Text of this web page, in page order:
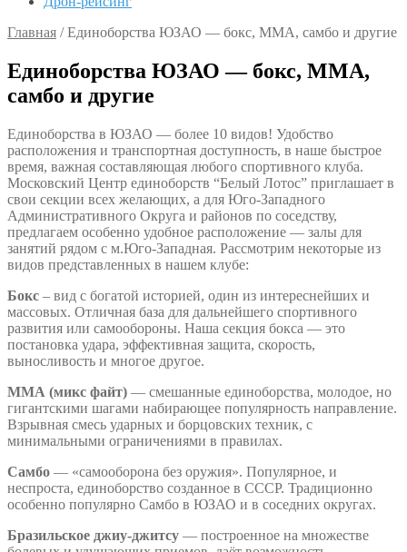
Главная /Единоборства ЮЗАО — бокс, ММА, самбо и другие
Единоборства ЮЗАО — бокс, ММА,
самбо и другие
Единоборства в ЮЗАО — более 10 видов! Удобство
расположения и транспортная доступность, в наше быстрое
время, важная составляющая любого спортивного клуба.
Московский Центр единоборств “Белый Лотос” приглашает в
свои секции всех желающих, а для Юго-Западного
Административного Округа и районов по соседству,
предлагаем особенно удобное расположение — залы для
занятий рядом с м.Юго-Западная. Рассмотрим некоторые из
видов представленных в нашем клубе:
Бокс – вид с богатой историей, один из интереснейших и
массовых. Отличная база для дальнейшего спортивного
развития или самообороны. Наша секция бокса — это
постановка удара, эффективная защита, скорость,
выносливость и многое другое.
ММА (микс файт) — смешанные единоборства, молодое, но
гигантскими шагами набирающее популярность направление.
Взрывная смесь ударных и борцовских техник, с
минимальными ограничениями в правилах.
Самбо — «самооборона без оружия». Популярное, и
неспроста, единоборство созданное в СССР. Традиционно
особенно популярно Самбо в ЮЗАО и в соседних округах.
Бразильское джиу-джитсу — построенное на множестве